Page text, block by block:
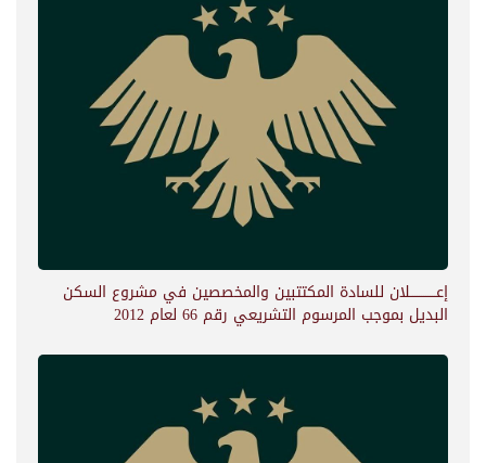
إعــــــــــــلان للسادة المكتتبين والمخصصين في مشروع السكن
البديل بموجب المرسوم التشريعي رقم 66 لعام 2012